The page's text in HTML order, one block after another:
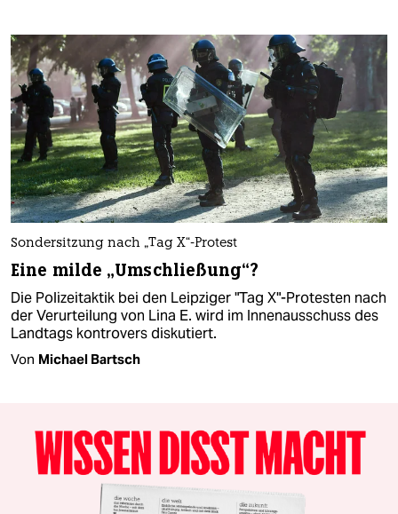
Sondersitzung nach „Tag X“-Protest
Eine milde „Umschließung“?
Die Polizeitaktik bei den Leipziger "Tag X"-Protesten nach
der Verurteilung von Lina E. wird im Innenausschuss des
Landtags kontrovers diskutiert.
Von Michael Bartsch